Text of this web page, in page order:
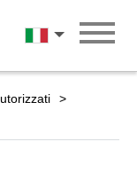
Italiano